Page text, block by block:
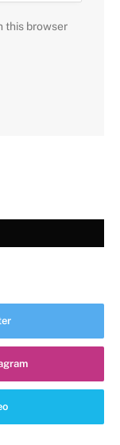
this browser